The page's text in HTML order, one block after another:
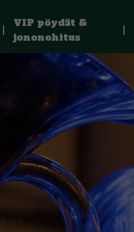
VIP pöydät &
jononohitus